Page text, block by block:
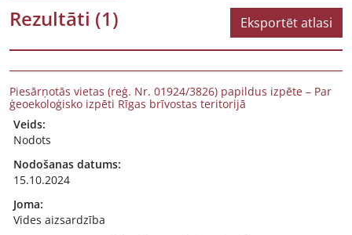
Rezultāti (1) Eksportēt atlasi
Piesārņotās vietas (reģ. Nr. 01924/3826) papildus izpēte – Par
ģeoekoloģisko izpēti Rīgas brīvostas teritorijā
Veids:
Nodots
Nodošanas datums:
15.10.2024
Joma:
Vides aizsardzība